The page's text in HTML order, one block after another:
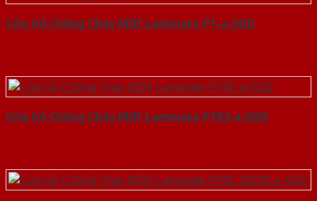
Cửa Gỗ Chống Cháy MDF Laminate P1-a-SGD
Cửa Gỗ Chống Cháy MDF Laminate P1R2-a-SGD